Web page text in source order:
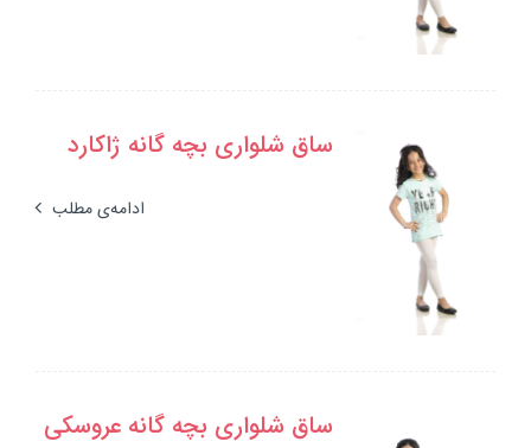
ساق شلواری بچه گانه ژاکارد
ادامه‌ی مطلب
ساق شلواری بچه گانه عروسکی